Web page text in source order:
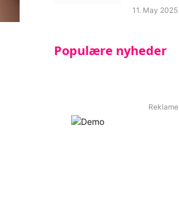
11. May 2025
Populære nyheder
Reklame